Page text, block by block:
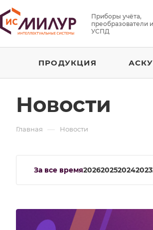
Приборы учёта,
преобразователи
УСПД
ПРОДУКЦИЯ
Новости
Главная — Новости
За все время2026202520242023